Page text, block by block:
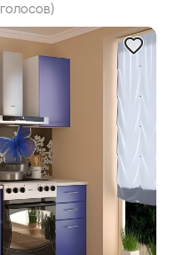
голосов)